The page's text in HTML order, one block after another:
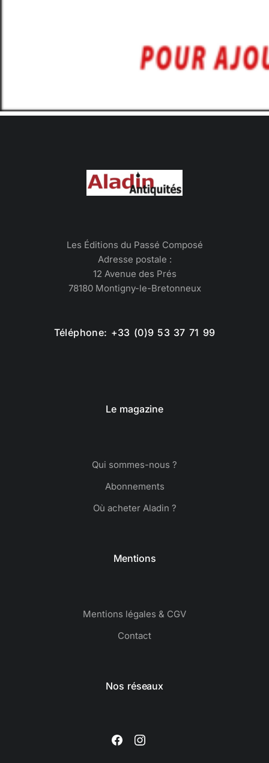
Les Éditions du Passé Composé
Adresse postale :
12 Avenue des Prés
78180 Montigny-le-Bretonneux
Téléphone: +33 (0)9 53 37 71 99
Le magazine
Qui sommes-nous ?
Abonnements
Où acheter Aladin ?
Mentions
Mentions légales & CGV
Contact
Nos réseaux